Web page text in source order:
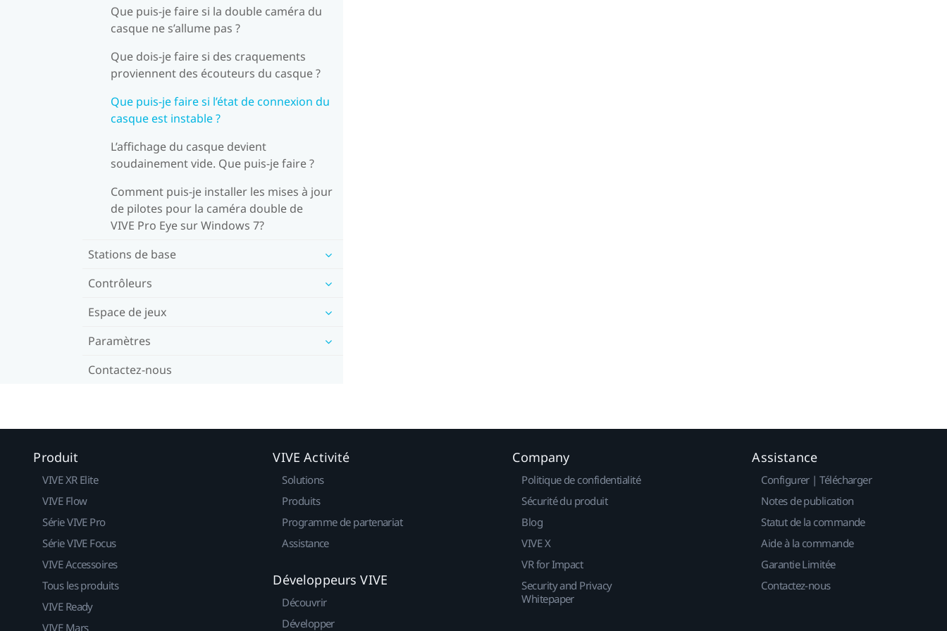
Que puis-je faire si la double caméra du
casque ne s’allume pas ?
Que dois-je faire si des craquements
proviennent des écouteurs du casque ?
Que puis-je faire si l’état de connexion du
casque est instable ?
L’affichage du casque devient
soudainement vide. Que puis-je faire ?
Comment puis-je installer les mises à jour
de pilotes pour la caméra double de
VIVE Pro Eye sur Windows 7?
Stations de base
Contrôleurs
Espace de jeux
Paramètres
Contactez-nous
Produit
VIVE XR Elite
VIVE Flow
Série VIVE Pro
Série VIVE Focus
VIVE Accessoires
Tous les produits
VIVE Ready
VIVE Mars
VIVE Activité
Solutions
Produits
Programme de partenariat
Assistance
Développeurs VIVE
Découvrir
Développer
Company
Politique de confidentialité
Sécurité du produit
Blog
VIVE X
VR for Impact
Security and Privacy
Whitepaper
Assistance
Configurer | Télécharger
Notes de publication
Statut de la commande
Aide à la commande
Garantie Limitée
Contactez-nous